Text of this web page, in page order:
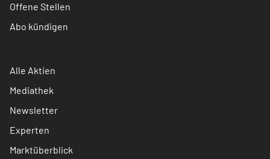
Offene Stellen
Abo kündigen
Alle Aktien
Mediathek
Newsletter
Experten
Marktüberblick